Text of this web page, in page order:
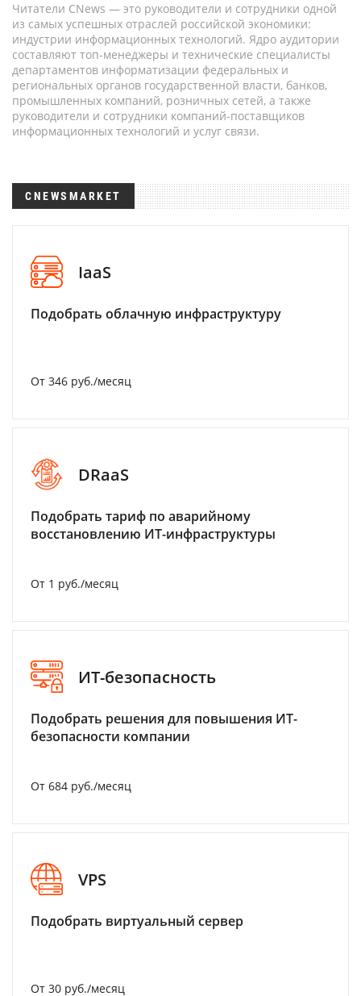
Читатели CNews — это руководители и сотрудники одной
из самых успешных отраслей российской экономики:
индустрии информационных технологий. Ядро аудитории
составляют топ-менеджеры и технические специалисты
департаментов информатизации федеральных и
региональных органов государственной власти, банков,
промышленных компаний, розничных сетей, а также
руководители и сотрудники компаний-поставщиков
информационных технологий и услуг связи.
CNEWSMARKET
IaaS
Подобрать облачную инфраструктуру
От 346 руб./месяц
DRaaS
Подобрать тариф по аварийному
восстановлению ИТ-инфраструктуры
От 1 руб./месяц
ИТ-безопасность
Подобрать решения для повышения ИТ-
безопасности компании
От 684 руб./месяц
VPS
Подобрать виртуальный сервер
От 30 руб./месяц